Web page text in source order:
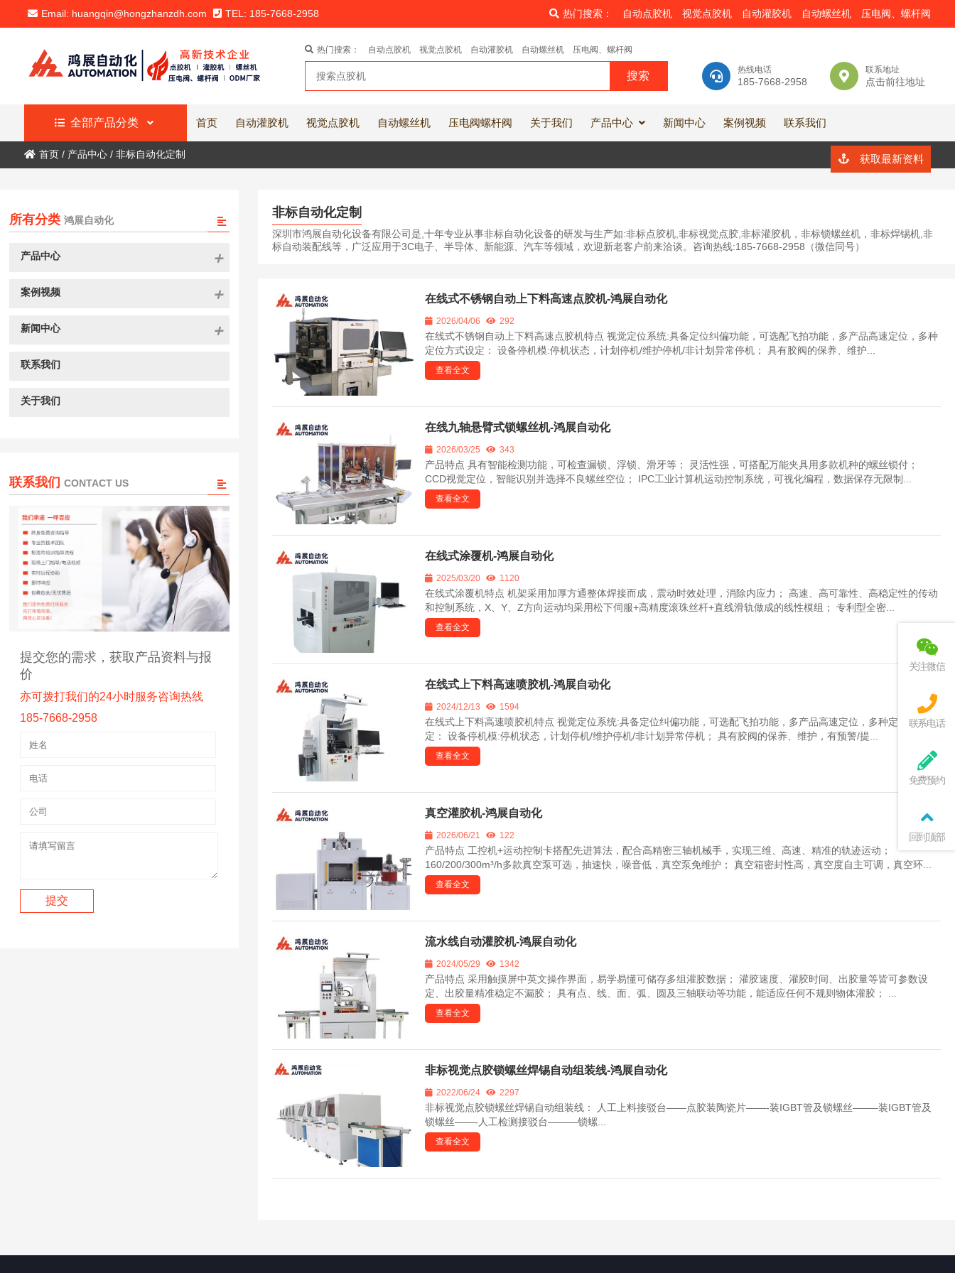
Email: huangqin@hongzhanzdh.com TEL: 185-7668-2958 热门搜索： 自动点胶机 视觉点胶机 自动灌胶机 自动螺丝机 压电阀、螺杆阀
热线电话
185-7668-2958
联系地址
点击前往地址
热门搜索： 自动点胶机 视觉点胶机 自动灌胶机 自动螺丝机 压电阀、螺杆阀
全部产品分类 首页 自动灌胶机 视觉点胶机 自动螺丝机 压电阀螺杆阀 关于我们 产品中心 新闻中心 案例视频 联系我们
获取最新资料
首页/ 产品中心/ 非标自动化定制
非标自动化定制
深圳市鸿展自动化设备有限公司是,十年专业从事非标自动化设备的研发与生产如:非标点胶机,非标视觉点胶,非标灌胶机，非标锁螺丝机，非标焊锡机,非
标自动装配线等，广泛应用于3C电子、半导体、新能源、汽车等领域，欢迎新老客户前来洽谈。咨询热线:185-7668-2958（微信同号）
在线式不锈钢自动上下料高速点胶机-鸿展自动化
2026/04/06 292
在线式不锈钢自动上下料高速点胶机特点 视觉定位系统:具备定位纠偏功能，可选配飞拍功能，多产品高速定位，多种
定位方式设定： 设备停机模:停机状态，计划停机/维护停机/非计划异常停机； 具有胶阀的保养、维护...
查看全文
在线九轴悬臂式锁螺丝机-鸿展自动化
2026/03/25 343
产品特点 具有智能检测功能，可检查漏锁、浮锁、滑牙等； 灵活性强，可搭配万能夹具用多款机种的螺丝锁付；
CCD视觉定位，智能识别并选择不良螺丝空位； IPC工业计算机运动控制系统，可视化编程，数据保存无限制...
查看全文
在线式涂覆机-鸿展自动化
2025/03/20 1120
在线式涂覆机特点 机架采用加厚方通整体焊接而成，震动时效处理，消除内应力； 高速、高可靠性、高稳定性的传动
和控制系统，X、Y、Z方向运动均采用松下伺服+高精度滚珠丝杆+直线滑轨做成的线性模组； 专利型全密...
查看全文
在线式上下料高速喷胶机-鸿展自动化
2024/12/13 1594
在线式上下料高速喷胶机特点 视觉定位系统:具备定位纠偏功能，可选配飞拍功能，多产品高速定位，多种定位方式设
定： 设备停机模:停机状态，计划停机/维护停机/非计划异常停机； 具有胶阀的保养、维护，有预警/提...
查看全文
真空灌胶机-鸿展自动化
2026/06/21 122
产品特点 工控机+运动控制卡搭配先进算法，配合高精密三轴机械手，实现三维、高速、精准的轨迹运动；
160/200/300m³/h多款真空泵可选，抽速快，噪音低，真空泵免维护； 真空箱密封性高，真空度自主可调，真空环...
查看全文
流水线自动灌胶机-鸿展自动化
2024/05/29 1342
产品特点 采用触摸屏中英文操作界面，易学易懂可储存多组灌胶数据； 灌胶速度、灌胶时间、出胶量等皆可参数设
定、出胶量精准稳定不漏胶； 具有点、线、面、弧、圆及三轴联动等功能，能适应任何不规则物体灌胶； ...
查看全文
非标视觉点胶锁螺丝焊锡自动组装线-鸿展自动化
2022/06/24 2297
非标视觉点胶锁螺丝焊锡自动组装线： 人工上料接驳台——点胶装陶瓷片——-装IGBT管及锁螺丝——–装IGBT管及
锁螺丝——-人工检测接驳台———锁螺...
查看全文
所有分类 鸿展自动化
产品中心
案例视频
新闻中心
联系我们
关于我们
联系我们 CONTACT US
提交您的需求，获取产品资料与报
价
亦可拨打我们的24小时服务咨询热线
185-7668-2958
关注微信
联系电话
免费预约
回到顶部